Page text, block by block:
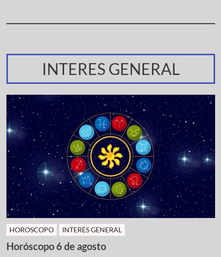
INTERES GENERAL
HOROSCOPO INTERÉS GENERAL
Horóscopo 6 de agosto